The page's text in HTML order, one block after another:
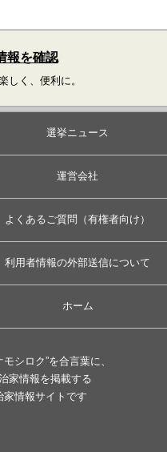
報を確認
しく、便利に。
選挙ニュース
運営会社
よくあるご質問（有権者向け）
利用者情報の外部送信について
ホーム
シロク”を合言葉に、
家情報を掲載する
家情報サイトです